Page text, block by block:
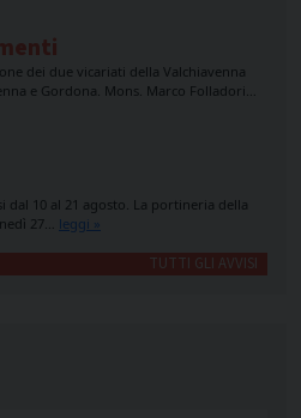
dei due vicariati della Valchiavenna
e Gordona. Mons. Marco Folladori…
dal 10 al 21 agosto. La portineria della
27… leggi »
TUTTI GLI AVVISI